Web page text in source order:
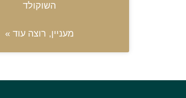
השוקולד
מעניין, רוצה עוד »